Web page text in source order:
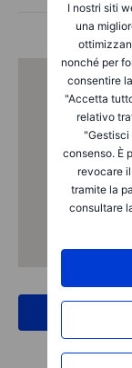
I nostri siti
una
nonché per
consentire
"Accetta
relativo
"Gestisci
consenso. È
revocare
tramite la
consultare